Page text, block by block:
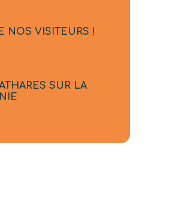
NOS VISITEURS !
SUR LA